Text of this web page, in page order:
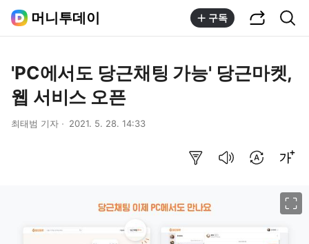
머니투데이 구독
'PC에서도 당근채팅 가능' 당근마켓,
웹 서비스 오픈
최태범 기자 2021. 5. 28. 14:33